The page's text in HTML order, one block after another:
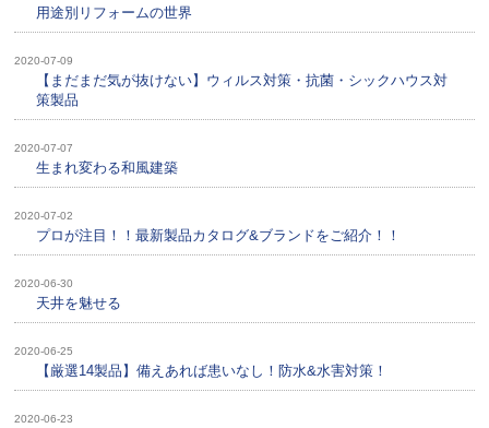
用途別リフォームの世界
2020-07-09
【まだまだ気が抜けない】ウィルス対策・抗菌・シックハウス対
策製品
2020-07-07
生まれ変わる和風建築
2020-07-02
プロが注目！！最新製品カタログ&ブランドをご紹介！！
2020-06-30
天井を魅せる
2020-06-25
【厳選14製品】備えあれば患いなし！防水&水害対策！
2020-06-23